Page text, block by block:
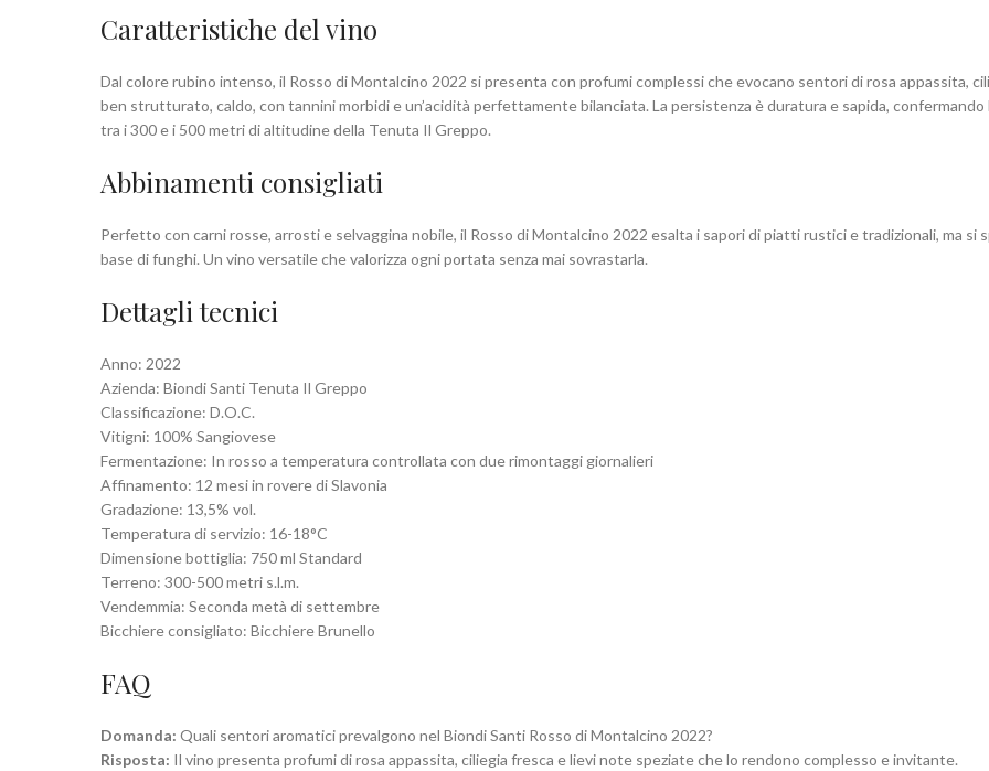
Caratteristiche del vino
Dal colore rubino intenso, il Rosso di Montalcino 2022 si presenta con profumi complessi che evocano sentori di rosa appassita,
ben strutturato, caldo, con tannini morbidi e un’acidità perfettamente bilanciata. La persistenza è duratura e sapida,
tra i 300 e i 500 metri di altitudine della Tenuta Il Greppo.
Abbinamenti consigliati
Perfetto con carni rosse, arrosti e selvaggina nobile, il Rosso di Montalcino 2022 esalta i sapori di piatti rustici e tradizionali, ma si
base di funghi. Un vino versatile che valorizza ogni portata senza mai sovrastarla.
Dettagli tecnici
Anno: 2022
Azienda: Biondi Santi Tenuta Il Greppo
Classificazione: D.O.C.
Vitigni: 100% Sangiovese
Fermentazione: In rosso a temperatura controllata con due rimontaggi giornalieri
Affinamento: 12 mesi in rovere di Slavonia
Gradazione: 13,5% vol.
Temperatura di servizio: 16-18°C
Dimensione bottiglia: 750 ml Standard
Terreno: 300-500 metri s.l.m.
Vendemmia: Seconda metà di settembre
Bicchiere consigliato: Bicchiere Brunello
FAQ
Domanda: Quali sentori aromatici prevalgono nel Biondi Santi Rosso di Montalcino 2022?
Risposta: Il vino presenta profumi di rosa appassita, ciliegia fresca e lievi note speziate che lo rendono complesso e invitante.